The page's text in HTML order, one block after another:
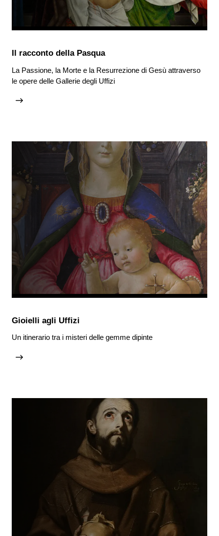
Il racconto della Pasqua
La Passione, la Morte e la Resurrezione di Gesù attraverso
le opere delle Gallerie degli Uffizi
Gioielli agli Uffizi
Un itinerario tra i misteri delle gemme dipinte